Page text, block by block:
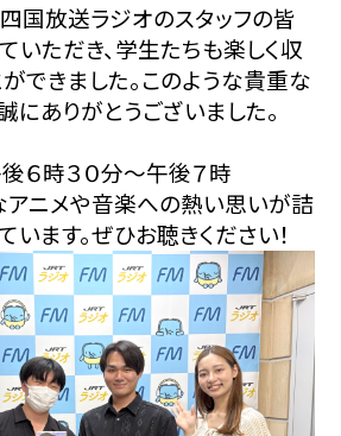
国放送ラジオのスタッフの皆
いただき、学生たちも楽しく収
できました。このような貴重な
にありがとうございました。
後６時３０分～午後７時
アニメや音楽への熱い思いが詰
います。ぜひお聴きください！